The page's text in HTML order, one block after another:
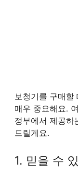
보청기를 구매할
매우 중요해요.
정부에서 제공하
드릴게요.
1. 믿을 수